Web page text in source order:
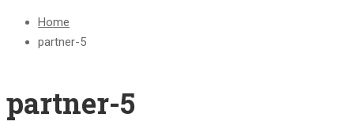
Home
partner-5
partner-5